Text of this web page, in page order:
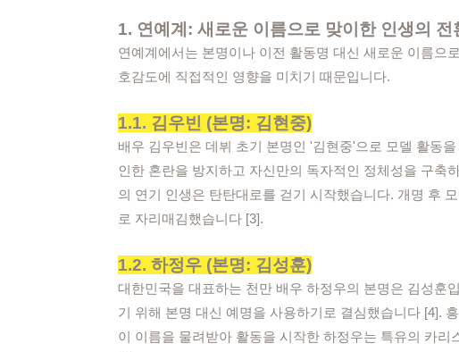
1. 연예계: 새로운 이름으로 맞이한 인생의 전
연예계에서는 본명이나 이전 활동명 대신 새로운 이름으
호감도에 직접적인 영향을 미치기 때문입니다.
1.1. 김우빈 (본명: 김현중)
배우 김우빈은 데뷔 초기 본명인 '김현중'으로 모델 활동
인한 혼란을 방지하고 자신만의 독자적인 정체성을 구축
의 연기 인생은 탄탄대로를 걷기 시작했습니다. 개명 후
로 자리매김했습니다 [3].
1.2. 하정우 (본명: 김성훈)
대한민국을 대표하는 천만 배우 하정우의 본명은 김성훈
기 위해 본명 대신 예명을 사용하기로 결심했습니다 [4].
이 이름을 물려받아 활동을 시작한 하정우는 특유의 카